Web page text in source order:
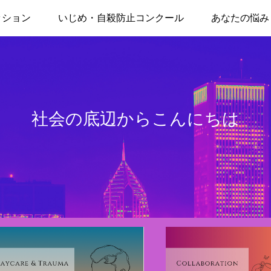
社会の底辺からこんにちは
ョン いじめ・自殺防止コンクール あなたの悩